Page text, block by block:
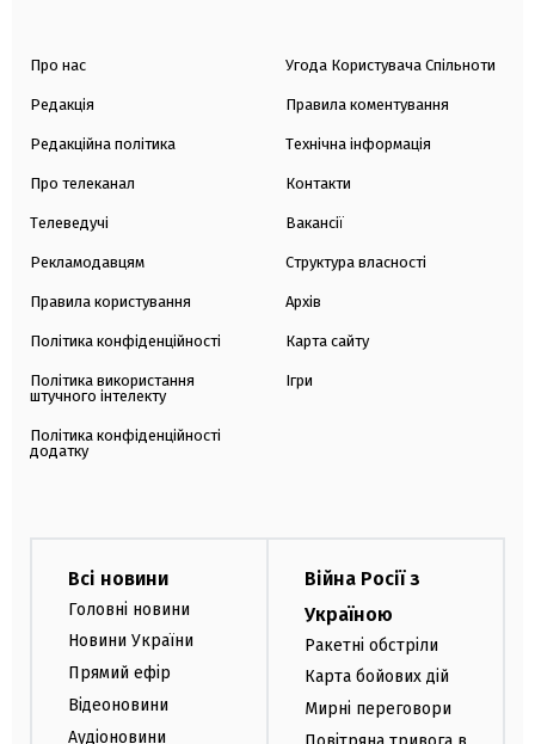
Про нас
Редакція
Редакційна політика
Про телеканал
Телеведучі
Рекламодавцям
Правила користування
Політика конфіденційності
Політика використання
штучного інтелекту
Політика конфіденційності
додатку
Угода Користувача Спільноти
Правила коментування
Технічна інформація
Контакти
Вакансії
Структура власності
Архів
Карта сайту
Ігри
Всі новини
Головні новини
Новини України
Прямий ефір
Відеоновини
Аудіоновини
Війна Росії з
Україною
Ракетні обстріли
Карта бойових дій
Мирні переговори